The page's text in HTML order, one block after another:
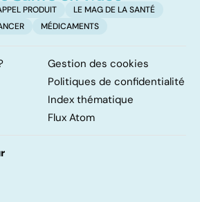
PRODUIT
LE MAG DE LA SANTÉ
MÉDICAMENTS
Gestion des cookies
Politiques de confidentialité
Index thématique
Flux Atom